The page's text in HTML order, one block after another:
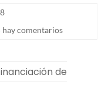
hay comentarios
de